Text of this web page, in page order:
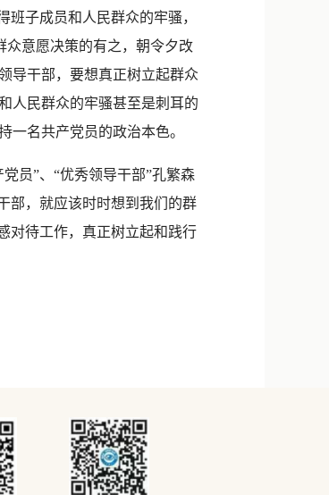
子成员和人民群众的牢骚，
众意愿决策的有之，朝令夕改
导干部，要想真正树立起群众
人民群众的牢骚甚至是刺耳的
名共产党员的政治本色。
员”、“优秀领导干部”孔繁森
部，就应该时时想到我们的群
对待工作，真正树立起和践行